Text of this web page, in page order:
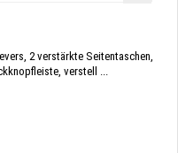
2 verstärkte Seitentaschen,
verstell ...